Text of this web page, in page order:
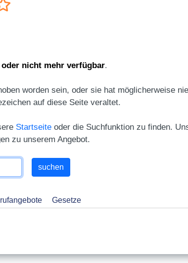
nicht mehr verfügbar.
worden sein, oder sie hat möglicherweise nie
auf diese Seite veraltet.
Startseite oder die Suchfunktion zu finden.
zu unserem Angebot.
Gesetze